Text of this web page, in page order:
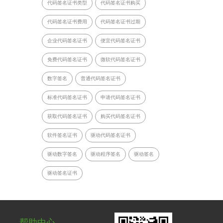
代码签名证书类型 代码签名证书购买
代码签名证书费用 代码签名证书过期
企业代码签名证书 便宜代码签名证书
免费代码签名证书 微软代码签名证书
数字签名 普通代码签名证书
标准代码签名证书 申请代码签名证书
获取代码签名证书 购买代码签名证书
软件签名证书 驱动代码签名证书
驱动数字签名 驱动程序签名 驱动签名
驱动签名证书